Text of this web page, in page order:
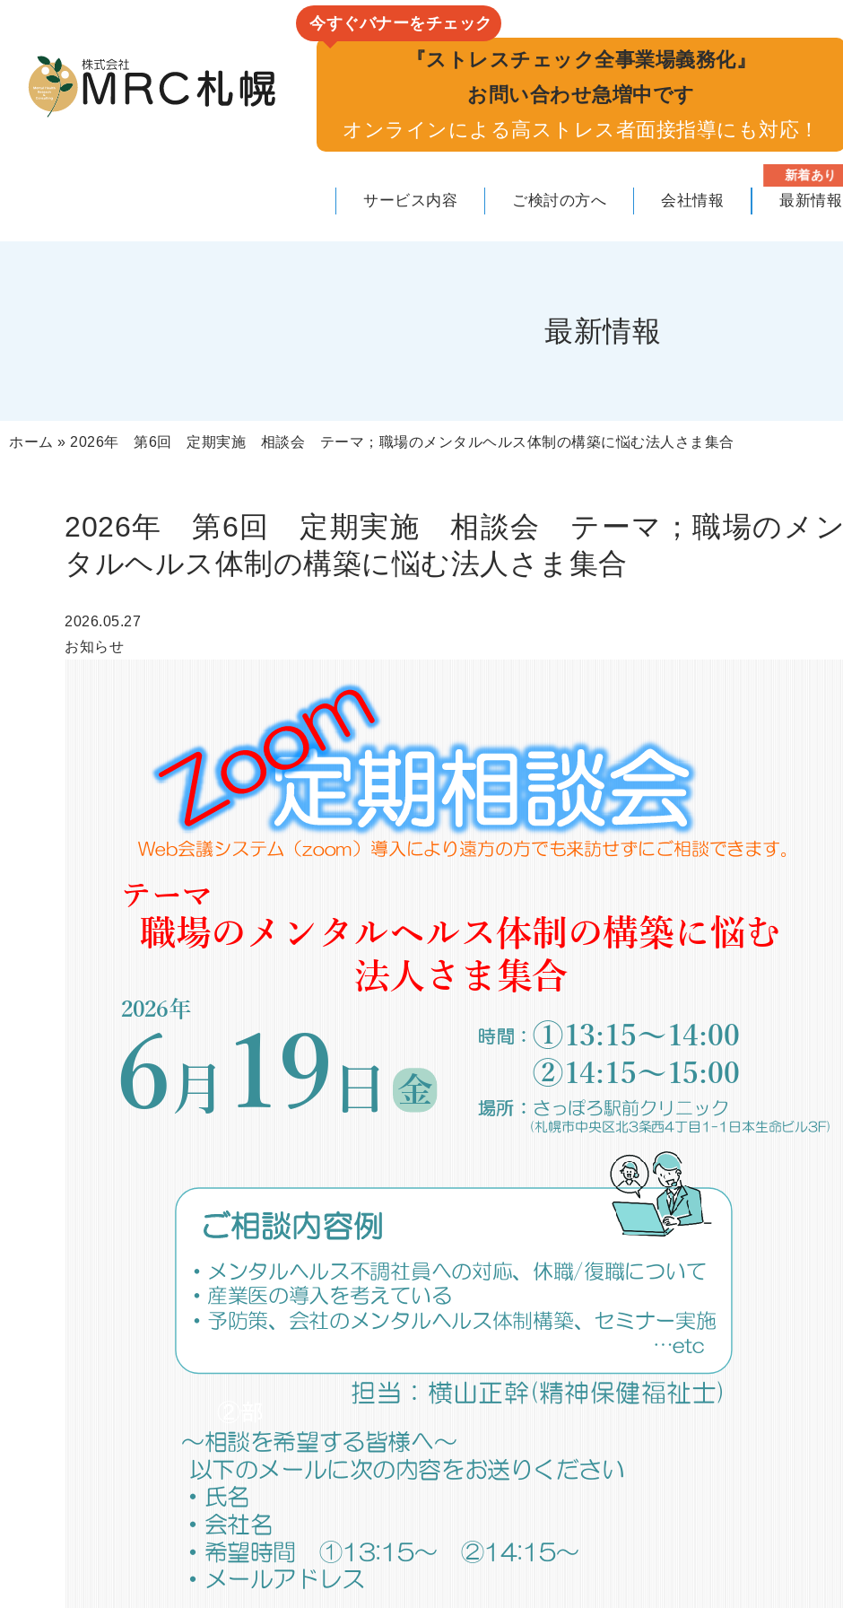
今すぐバナーをチェック
『ストレスチェック全事業場義務化』
お問い合わせ急増中です
オンラインによる高ストレス者面接指導にも対応！
サービス内容 ご検討の方へ 会社情報
新着あり
最新情報
最新情報
ホーム » 2026年 第6回 定期実施 相談会 テーマ；職場のメンタルヘルス体制の構築に悩む法人さま集合
2026年 第6回 定期実施 相談会 テーマ；職場のメン
タルヘルス体制の構築に悩む法人さま集合
2026.05.27
お知らせ